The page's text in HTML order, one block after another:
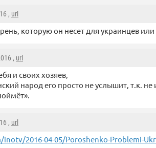
, url
которую он несет для украинцев
, url
и своих хозяев,
народ его просто не услышит, т.к. не
, url
inotv/2016-04-05/Poroshenko-Problemi-